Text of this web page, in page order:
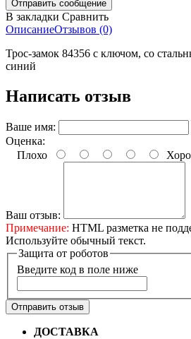
В закладки Сравнить
ОписаниеОтзывов (0)
Трос-замок 84356 с ключом, со
синий
Написать отзыв
Ваше имя:
Оценка:
Плохо
Ваш отзыв:
Примечание: HTML разметка не
Используйте обычный текст.
Защита от роботов
Введите код в поле ниже
Отправить отзыв
ДОСТАВКА